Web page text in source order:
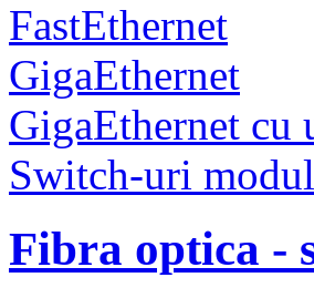
FastEthernet
GigaEthernet
GigaEthernet cu
Switch-uri
Fibra optica -